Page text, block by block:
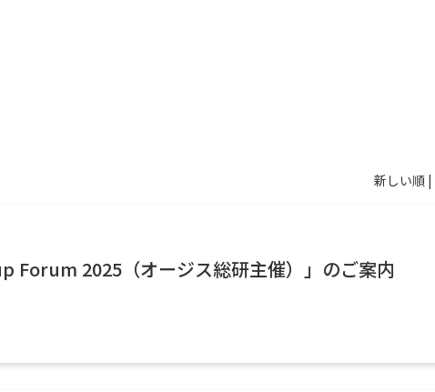
新しい順 |
Forum 2025（オージス総研主催）」のご案内